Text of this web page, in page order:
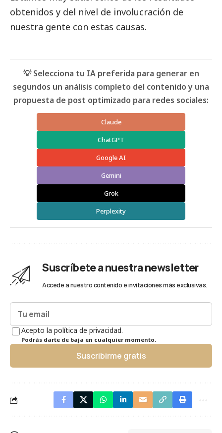
obtenidos y del nivel de involucración de
nuestra gente con estas causas.
💡 Selecciona tu IA preferida para generar en
segundos un análisis completo del contenido y una
propuesta de post optimizado para redes sociales:
Claude
ChatGPT
Google AI
Gemini
Grok
Perplexity
Suscríbete a nuestra newsletter
Accede a nuestro contenido e invitaciones más exclusivas.
Acepto la política de privacidad.
Podrás darte de baja en cualquier momento.
Suscribirme gratis